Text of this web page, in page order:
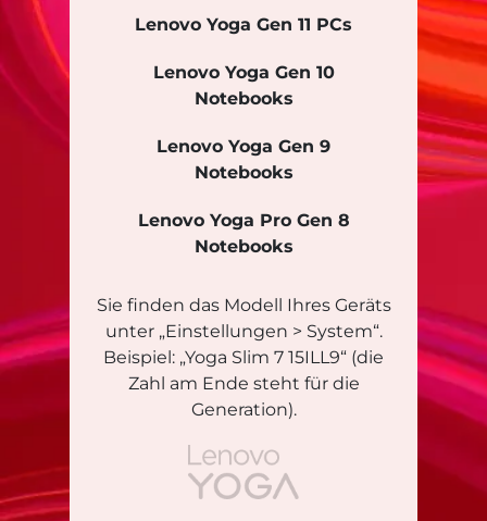
Lenovo Yoga Gen 11 PCs
Lenovo Yoga Gen 10
Notebooks
Lenovo Yoga Gen 9
Notebooks
Lenovo Yoga Pro Gen 8
Notebooks
Sie finden das Modell Ihres Geräts
unter „Einstellungen > System“.
Beispiel: „Yoga Slim 7 15ILL9“ (die
Zahl am Ende steht für die
Generation).